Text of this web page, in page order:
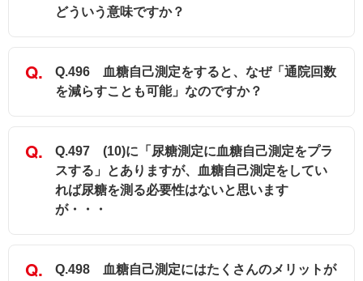
どういう意味ですか？
Q.496 血糖自己測定をすると、なぜ「通院回数
を減らすことも可能」なのですか？
Q.497 (10)に「尿糖測定に血糖自己測定をプラ
スする」とありますが、血糖自己測定をしてい
れば尿糖を測る必要性はないと思います
が・・・
Q.498 血糖自己測定にはたくさんのメリットが